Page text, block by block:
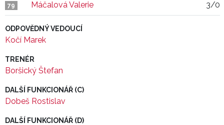
79 Máčalová Valerie 3/0
ODPOVĚDNÝ VEDOUCÍ
Kočí Marek
TRENÉR
Boršický Štefan
DALŠÍ FUNKCIONÁŘ (C)
Dobeš Rostislav
DALŠÍ FUNKCIONÁŘ (D)